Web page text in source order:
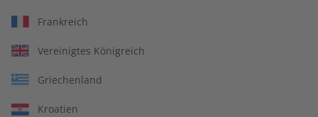
Verkauf durch
Frankreich
Vereinigtes Königreich
Griechenland
Kroatien